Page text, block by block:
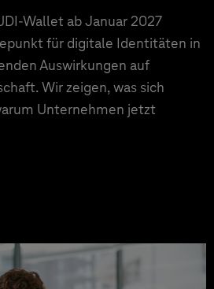
Wallet ab Januar 2027
für digitale Identitäten in
Auswirkungen auf
Wir zeigen, was sich
Unternehmen jetzt